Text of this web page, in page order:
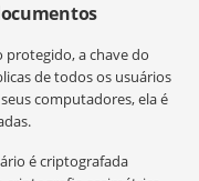
a chave do
de todos os usuários
computadores, ela é
é criptografada